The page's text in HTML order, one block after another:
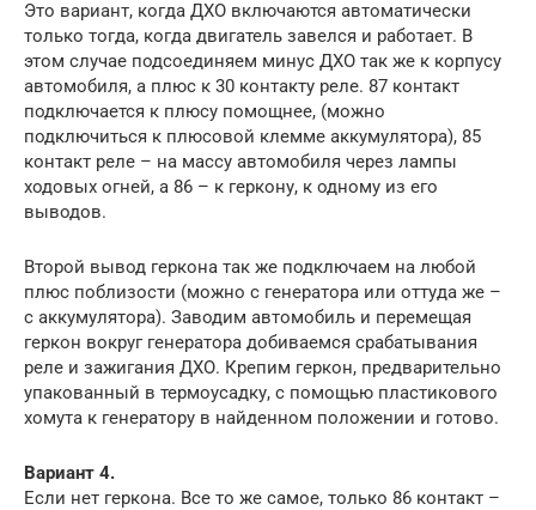
Это вариант, когда ДХО включаются автоматически
только тогда, когда двигатель завелся и работает. В
этом случае подсоединяем минус ДХО так же к корпусу
автомобиля, а плюс к 30 контакту реле. 87 контакт
подключается к плюсу помощнее, (можно
подключиться к плюсовой клемме аккумулятора), 85
контакт реле – на массу автомобиля через лампы
ходовых огней, а 86 – к геркону, к одному из его
выводов.
Второй вывод геркона так же подключаем на любой
плюс поблизости (можно с генератора или оттуда же –
с аккумулятора). Заводим автомобиль и перемещая
геркон вокруг генератора добиваемся срабатывания
реле и зажигания ДХО. Крепим геркон, предварительно
упакованный в термоусадку, с помощью пластикового
хомута к генератору в найденном положении и готово.
Вариант 4.
Если нет геркона. Все то же самое, только 86 контакт –